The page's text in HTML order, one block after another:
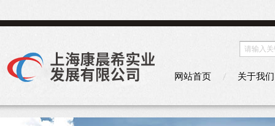
网站首页 关于我们